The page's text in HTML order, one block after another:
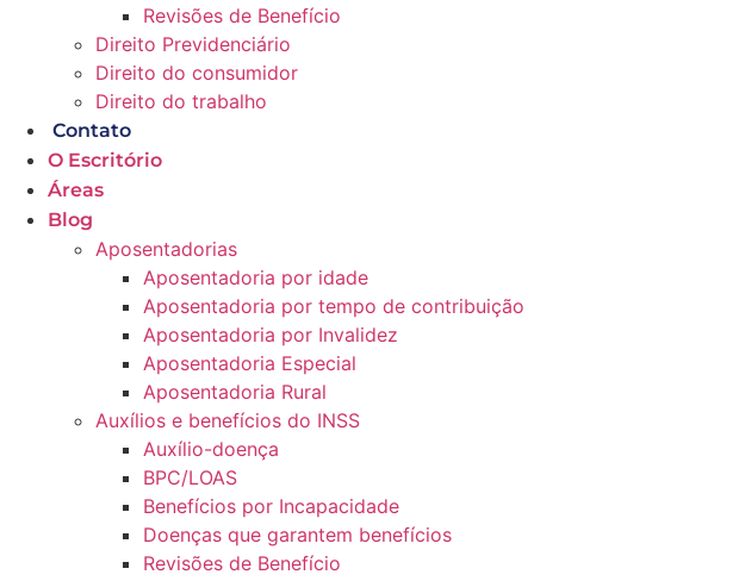
Revisões de Benefício
Direito Previdenciário
Direito do consumidor
Direito do trabalho
Contato
O Escritório
Áreas
Blog
Aposentadorias
Aposentadoria por idade
Aposentadoria por tempo de contribuição
Aposentadoria por Invalidez
Aposentadoria Especial
Aposentadoria Rural
Auxílios e benefícios do INSS
Auxílio-doença
BPC/LOAS
Benefícios por Incapacidade
Doenças que garantem benefícios
Revisões de Benefício